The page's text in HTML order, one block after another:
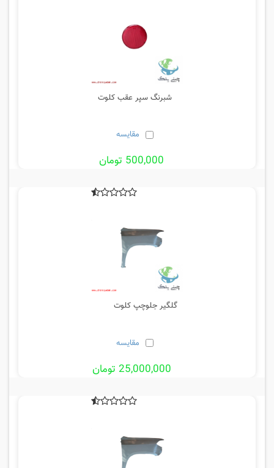
شبرنگ سپر عقب کلوت
مقایسه
500,000 تومان
گلگیر جلوچپ کلوت
مقایسه
25,000,000 تومان